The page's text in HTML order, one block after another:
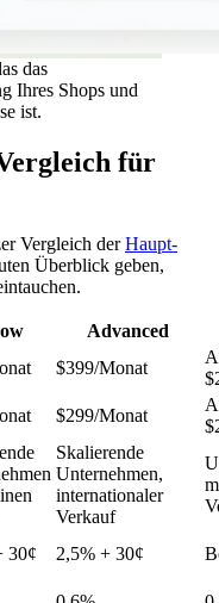
das
Ihres Shops und
ist.
für
Vergleich derHaupt-
Überblick geben,
Advanced
$399/Monat
$299/Monat
Skalierende
Unternehmen,
internationaler
Verkauf
30¢ 2,5% + 30¢